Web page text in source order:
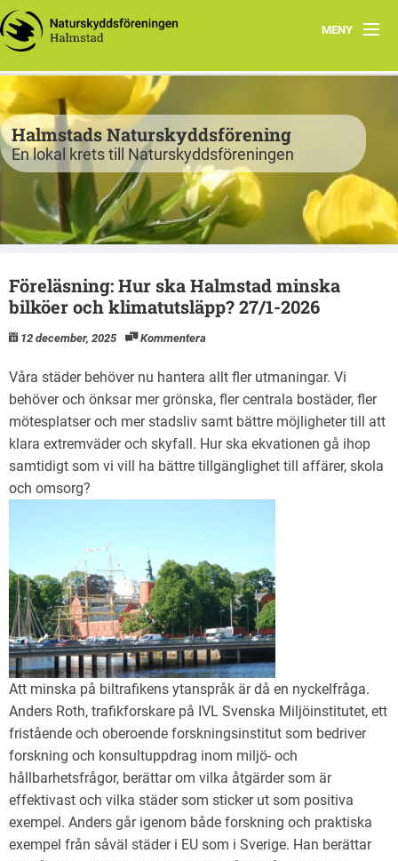
MENY
Program
Verksamhet
Björkelund
Om oss
Havsnätverk
Bli medlem
Halmstads Naturskyddsförening
En lokal krets till Naturskyddsföreningen
Föreläsning: Hur ska Halmstad minska
bilköer och klimatutsläpp? 27/1-2026
12 december, 2025 Kommentera
Våra städer behöver nu hantera allt fler utmaningar. Vi
behöver och önksar mer grönska, fler centrala bostäder, fler
mötesplatser och mer stadsliv samt bättre möjligheter till att
klara extremväder och skyfall. Hur ska ekvationen gå ihop
samtidigt som vi vill ha bättre tillgänglighet till affärer, skola
och omsorg?
Att minska på biltrafikens ytanspråk är då en nyckelfråga.
Anders Roth, trafikforskare på IVL Svenska Miljöinstitutet, ett
fristående och oberoende forskningsinstitut som bedriver
forskning och konsultuppdrag inom miljö- och
hållbarhetsfrågor, berättar om vilka åtgärder som är
effektivast och vilka städer som sticker ut som positiva
exempel. Anders går igenom både forskning och praktiska
exempel från såväl städer i EU som i Sverige. Han berättar